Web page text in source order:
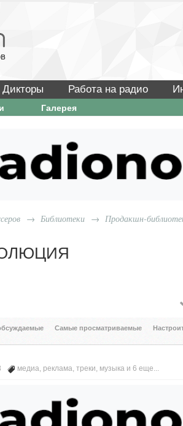
Дикторы Работа на радио
Галерея
→ Библиотеки → Продакшн-
Самые просматриваемые
медиа, реклама,треки, музыка и 6 еще...